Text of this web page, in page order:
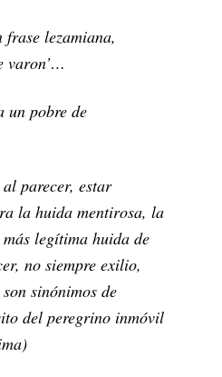
lezamiana,
varon’…
pobre de
parecer, estar
la huida mentirosa, la
legítima huida de
no siempre exilio,
sinónimos de
del peregrino inmóvil